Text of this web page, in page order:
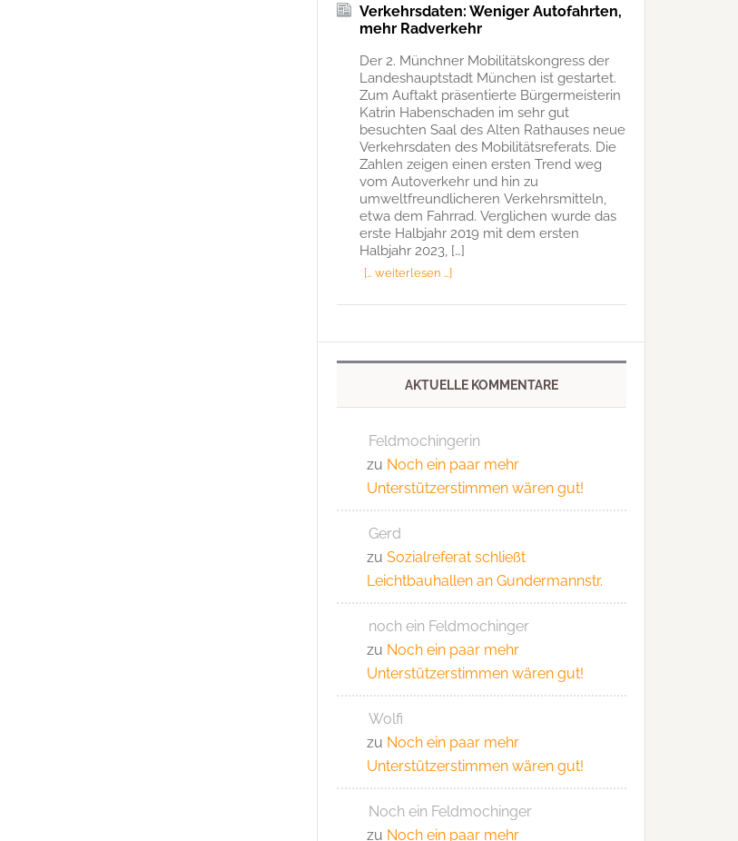
Verkehrsdaten: Weniger Autofahrten,
mehr Radverkehr
Der 2. Münchner Mobilitätskongress der
Landeshauptstadt München ist gestartet.
Zum Auftakt präsentierte Bürgermeisterin
Katrin Habenschaden im sehr gut
besuchten Saal des Alten Rathauses neue
Verkehrsdaten des Mobilitätsreferats. Die
Zahlen zeigen einen ersten Trend weg
vom Autoverkehr und hin zu
umweltfreundlicheren Verkehrsmitteln,
etwa dem Fahrrad. Verglichen wurde das
erste Halbjahr 2019 mit dem ersten
Halbjahr 2023, […]
[… weiterlesen …]
AKTUELLE KOMMENTARE
Feldmochingerin
zu Noch ein paar mehr
Unterstützerstimmen wären gut!
Gerd
zu Sozialreferat schließt
Leichtbauhallen an Gundermannstr.
noch ein Feldmochinger
zu Noch ein paar mehr
Unterstützerstimmen wären gut!
Wolfi
zu Noch ein paar mehr
Unterstützerstimmen wären gut!
Noch ein Feldmochinger
zu Noch ein paar mehr